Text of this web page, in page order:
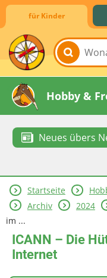
für Kinder
Lernen &
Hobby &
Neues übers
Spiel &
Mitreden
Startseite
Archiv
2024
im ...
ICANN – Die
Internet